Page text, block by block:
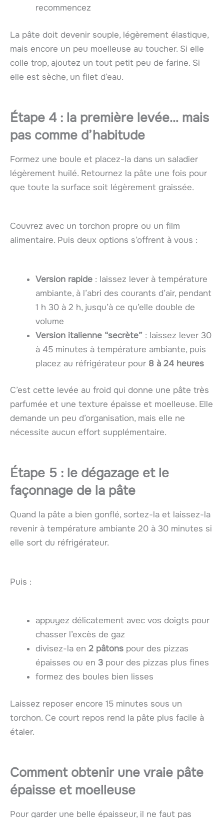
recommencez
La pâte doit devenir souple, légèrement élastique,
mais encore un peu moelleuse au toucher. Si elle
colle trop, ajoutez un tout petit peu de farine. Si
elle est sèche, un filet d’eau.
Étape 4 : la première levée… mais
pas comme d’habitude
Formez une boule et placez-la dans un saladier
légèrement huilé. Retournez la pâte une fois pour
que toute la surface soit légèrement graissée.
Couvrez avec un torchon propre ou un film
alimentaire. Puis deux options s’offrent à vous :
Version rapide : laissez lever à température
ambiante, à l’abri des courants d’air, pendant
1 h 30 à 2 h, jusqu’à ce qu’elle double de
volume
Version italienne “secrète” : laissez lever 30
à 45 minutes à température ambiante, puis
placez au réfrigérateur pour 8 à 24 heures
C’est cette levée au froid qui donne une pâte très
parfumée et une texture épaisse et moelleuse. Elle
demande un peu d’organisation, mais elle ne
nécessite aucun effort supplémentaire.
Étape 5 : le dégazage et le
façonnage de la pâte
Quand la pâte a bien gonflé, sortez-la et laissez-la
revenir à température ambiante 20 à 30 minutes si
elle sort du réfrigérateur.
Puis :
appuyez délicatement avec vos doigts pour
chasser l’excès de gaz
divisez-la en 2 pâtons pour des pizzas
épaisses ou en 3 pour des pizzas plus fines
formez des boules bien lisses
Laissez reposer encore 15 minutes sous un
torchon. Ce court repos rend la pâte plus facile à
étaler.
Comment obtenir une vraie pâte
épaisse et moelleuse
Pour garder une belle épaisseur, il ne faut pas